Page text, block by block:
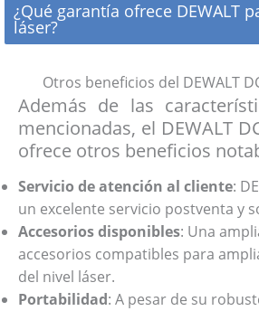
resistente al polvo y a las
siendo adecuado para uso en
Sí, el nivel láser DEWALT
compatible con la mayoría de
estándar, lo que facilita su uso
aplicaciones.
¿Qué garantía ofrece DEWALT
láser?
el DCE0825D1G-QW, además
servicio gratuito y una
del dinero de 90 días.
Otros beneficios del DEWALT
Además de las
mencionadas, el DEWALT
ofrece otros beneficios
Servicio de atención al cliente:
un excelente servicio postventa y
Accesorios disponibles: Una
accesorios compatibles para
del nivel láser.
Portabilidad: A pesar de su